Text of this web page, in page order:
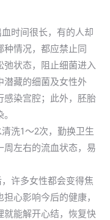
时间很长，有的人却
情况，都应禁止同
弛状态，阻止细菌进入
潜藏的细菌及女性外
感染宫腔；此外，胚胎
洗1～2次，勤换卫生
周左右的流血状态，易
许多女性都会变得焦
心影响今后的健康，
就能解开心结，恢复快